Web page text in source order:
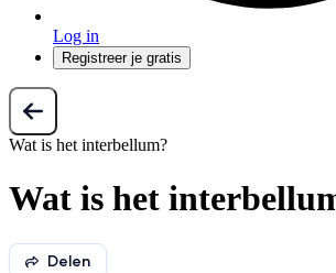
Log in
Registreer je gratis
Wat is het interbellum?
Wat is het
Delen